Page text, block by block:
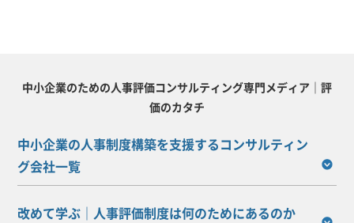
中小企業のための人事評価コンサルティング専門メディア｜評
価のカタチ
中小企業の人事制度構築を支援するコンサルティン
グ会社一覧
改めて学ぶ｜人事評価制度は何のためにあるのか